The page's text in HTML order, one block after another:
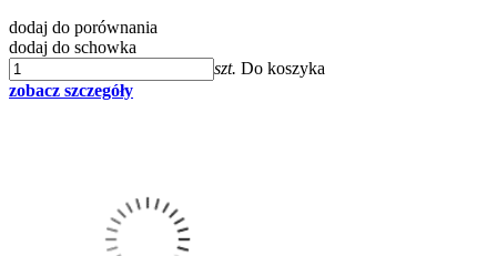
dodaj do porównania
dodaj do schowka
szt. Do koszyka
zobacz szczegóły